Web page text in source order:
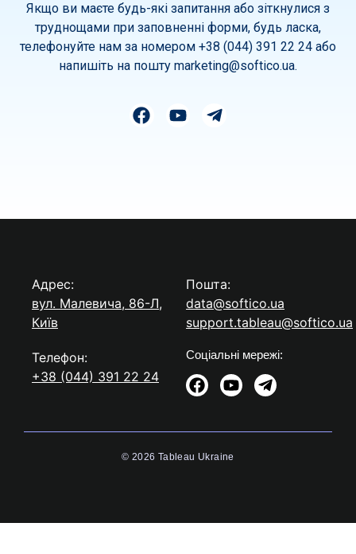
Якщо ви маєте будь-які запитання або зіткнулися з
труднощами при заповненні форми, будь ласка,
телефонуйте нам за номером +38 (044) 391 22 24 або
напишіть на пошту marketing@softico.ua.
Адрес:
вул. Малевича, 86-Л,
Київ
Пошта:
data@softico.ua
support.tableau@softico.ua
Телефон:
+38 (044) 391 22 24
Соціальні мережі:
© 2026 Tableau Ukraine